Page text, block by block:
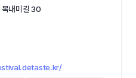
목내미길 30